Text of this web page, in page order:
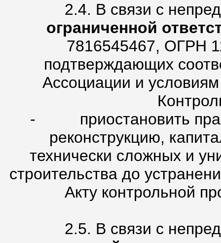
2.4. В связи с
ограниченной
7816545467, ОГРН
подтверждающих
Ассоциации и
- приостановить
реконструкцию,
технически сложных и
строительства до
Акту контрольной
2.5. В связи с